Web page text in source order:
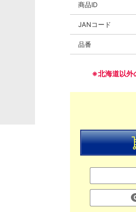
商品ID
JANコード
品番
※北海道以外